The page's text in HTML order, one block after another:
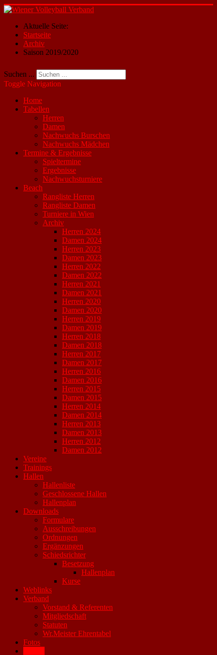
Aktuelle Seite:
Startseite
Archiv
Saison 2019/2020
Suchen ...
Toggle Navigation
Home
Tabellen
Herren
Damen
Nachwuchs Burschen
Nachwuchs Mädchen
Termine & Ergebnisse
Spieltermine
Ergebnisse
Nachwuchsturniere
Beach
Rangliste Herren
Rangliste Damen
Turniere in Wien
Archiv
Herren 2024
Damen 2024
Herren 2023
Damen 2023
Herren 2022
Damen 2022
Herren 2021
Damen 2021
Herren 2020
Damen 2020
Herren 2019
Damen 2019
Herren 2018
Damen 2018
Herren 2017
Damen 2017
Herren 2016
Damen 2016
Herren 2015
Damen 2015
Herren 2014
Damen 2014
Herren 2013
Damen 2013
Herren 2012
Damen 2012
Vereine
Trainings
Hallen
Hallenliste
Geschlossene Hallen
Hallenplan
Downloads
Formulare
Ausschreibungen
Ordnungen
Ergänzungen
Schiedsrichter
Besetzung
Hallenplan
Kurse
Weblinks
Verband
Vorstand & Referenten
Mitgliedschaft
Statuten
Wr.Meister Ehrentabel
Fotos